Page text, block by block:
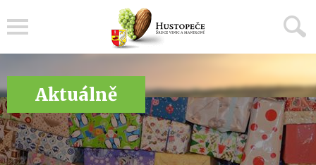
Aktuálně